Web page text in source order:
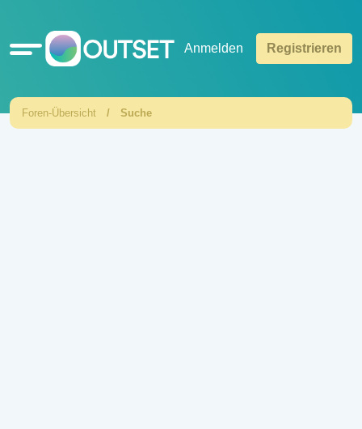
Schnellzugriff Anmelden Registrieren
Foren-Übersicht Suche